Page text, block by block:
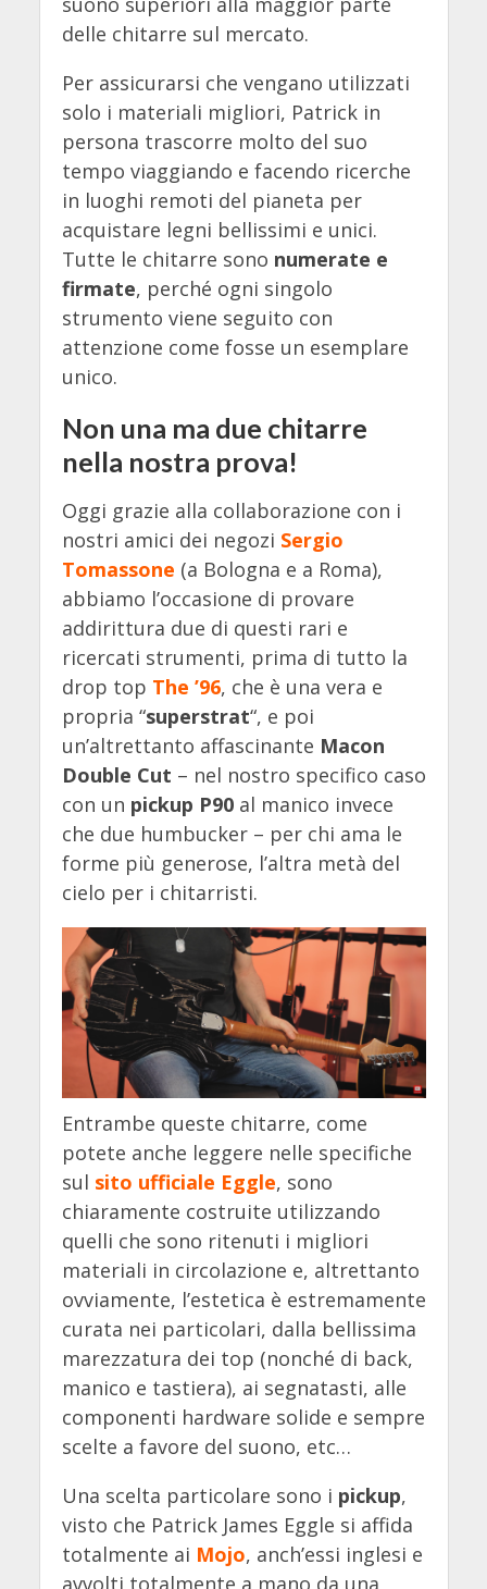
delle chitarre sul mercato.
Per assicurarsi che vengano utilizzati
solo i materiali migliori, Patrick in
persona trascorre molto del suo
tempo viaggiando e facendo ricerche
in luoghi remoti del pianeta per
acquistare legni bellissimi e unici.
Tutte le chitarre sono numerate e
firmate, perché ogni singolo
strumento viene seguito con
attenzione come fosse un esemplare
unico.
Non una ma due chitarre
nella nostra prova!
Oggi grazie alla collaborazione con i
nostri amici dei negozi Sergio
Tomassone (a Bologna e a Roma),
abbiamo l’occasione di provare
addirittura due di questi rari e
ricercati strumenti, prima di tutto la
drop top The ’96, che è una vera e
propria “superstrat“, e poi
un’altrettanto affascinante Macon
Double Cut – nel nostro specifico caso
con un pickup P90al manico invece
che due humbucker – per chi ama le
forme più generose, l’altra metà del
cielo per i chitarristi.
Entrambe queste chitarre, come
potete anche leggere nelle specifiche
sul sito ufficiale Eggle, sono
chiaramente costruite utilizzando
quelli che sono ritenuti i migliori
materiali in circolazione e, altrettanto
ovviamente, l’estetica è estremamente
curata nei particolari, dalla bellissima
marezzatura dei top (nonché di back,
manico e tastiera), ai segnatasti, alle
componenti hardware solide e sempre
scelte a favore del suono, etc…
Una scelta particolare sono i pickup,
visto che Patrick James Eggle si affida
totalmente ai Mojo, anch’essi inglesi e
avvolti totalmente a mano da una